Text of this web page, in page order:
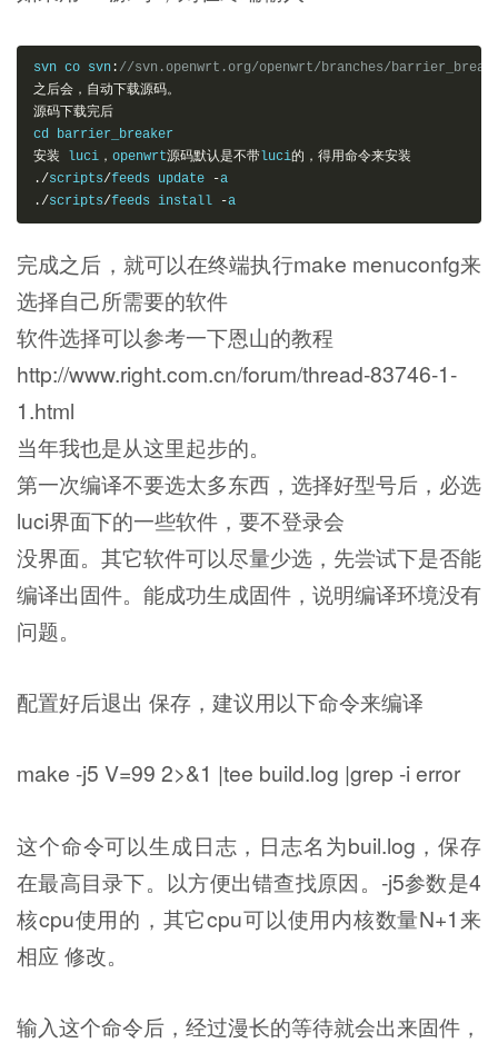
svn co svn : //svn.openwrt.org/openwrt/branches/
之后会，自动下载源码。
源码下载完后
安装 luci ， openwrt源码默认是不带luci的，得用命令来安装
./scripts/feeds update -
./scripts/feeds install -
完成之后，就可以在终端执行make menuconfg来
选择自己所需要的软件
软件选择可以参考一下恩山的教程
http://www.right.com.cn/forum/thread-83746-1-
1.html
当年我也是从这里起步的。
第一次编译不要选太多东西，选择好型号后，必选
luci界面下的一些软件，要不登录会
没界面。其它软件可以尽量少选，先尝试下是否能
编译出固件。能成功生成固件，说明编译环境没有
问题。
配置好后退出 保存，建议用以下命令来编译
make -j5 V=99 2>&1 |tee build.log |grep -i error
这个命令可以生成日志，日志名为buil.log，保存
在最高目录下。以方便出错查找原因。-j5参数是4
核cpu使用的，其它cpu可以使用内核数量N+1来
相应 修改。
输入这个命令后，经过漫长的等待就会出来固件，